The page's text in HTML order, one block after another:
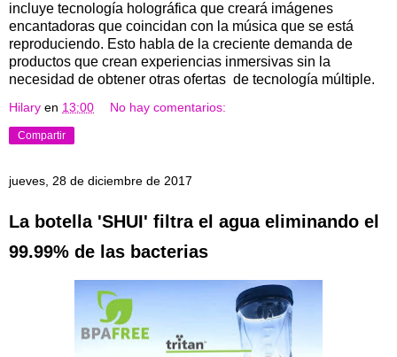
incluye tecnología holográfica que creará imágenes
encantadoras que coincidan con la música que se está
reproduciendo. Esto habla de la creciente demanda de
productos que crean experiencias inmersivas sin la
necesidad de obtener otras ofertas de tecnología múltiple.
Hilary en 13:00 No hay comentarios:
Compartir
jueves, 28 de diciembre de 2017
La botella 'SHUI' filtra el agua eliminando el
99.99% de las bacterias